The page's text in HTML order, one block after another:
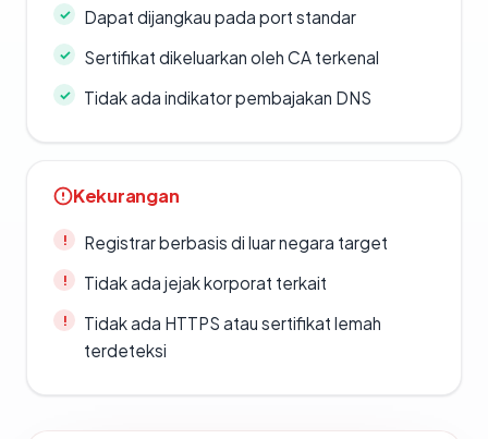
Dapat dijangkau pada port standar
Sertifikat dikeluarkan oleh CA terkenal
Tidak ada indikator pembajakan DNS
Kekurangan
Registrar berbasis di luar negara target
Tidak ada jejak korporat terkait
Tidak ada HTTPS atau sertifikat lemah
terdeteksi